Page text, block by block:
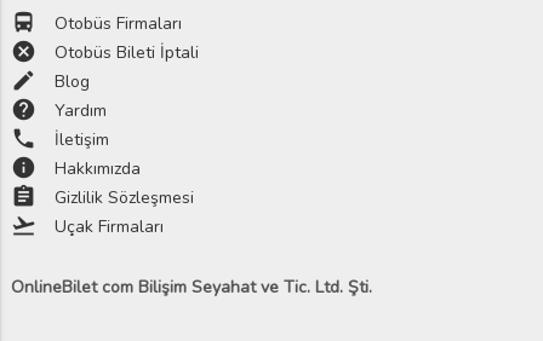
directions_bus Otobüs Firmaları
cancel Otobüs Bileti İptali
edit Blog
help Yardım
phone İletişim
info Hakkımızda
assignment Gizlilik Sözleşmesi
flight_takeoff Uçak Firmaları
OnlineBilet com Bilişim Seyahat ve Tic. Ltd. Şti.